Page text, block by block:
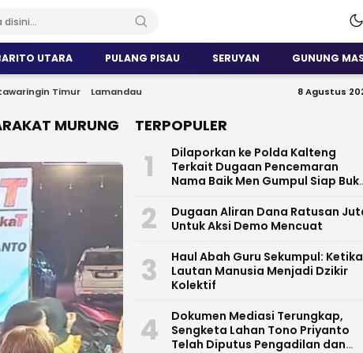
UTARA PULANG PISAU SERUYAN GUNUNG MAS
Timur Lamandau 8 Agustus
MURUNG
TERPOPULER
1
Dilaporkan ke Polda Kalteng
Terkait Dugaan Pencemaran
Nama Baik Men Gumpul Siap
2
Dugaan Aliran Dana Ratusan
Untuk Aksi Demo Mencuat
3
Haul Abah Guru Sekumpul: Ketika
Lautan Manusia Menjadi Dzikir
Kolektif
4
​Dokumen Mediasi Terungkap,
Sengketa Lahan Tono Priyanto
Telah Diputus Pengadilan dan